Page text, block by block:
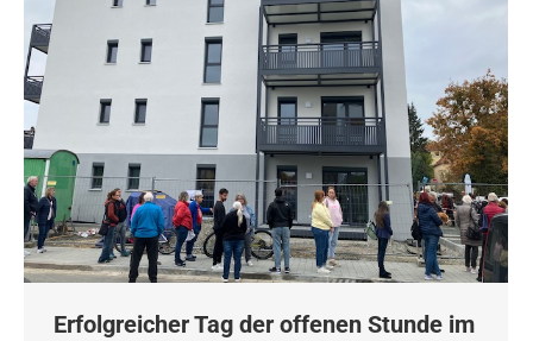
Erfolgreicher Tag der offenen Stunde im